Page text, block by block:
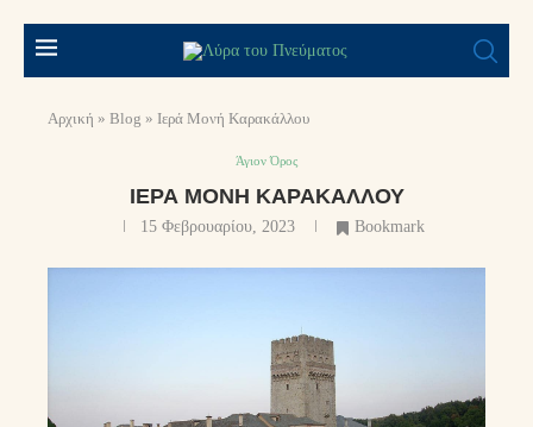
Αρχική » Blog » Ιερά Μονή Καρακάλλου
Άγιον Όρος
ΙΕΡΆ ΜΟΝΉ ΚΑΡΑΚΆΛΛΟΥ
15 Φεβρουαρίου, 2023 Bookmark